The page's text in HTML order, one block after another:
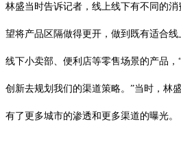
林盛当时告诉记者，线上线下有不同的
望将产品区隔做得更开，做到既有适合
线下小卖部、便利店等零售场景的产品
创新去规划我们的渠道策略。”当时，林
有了更多城市的渗透和更多渠道的曝光。